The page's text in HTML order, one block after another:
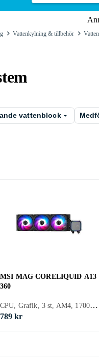
Vattenkylning & tillbehör
vattenblock
MSI MAG CORELIQUID A13
360
CPU, Grafik, 3 st, AM4, 1700, AM5
789 kr